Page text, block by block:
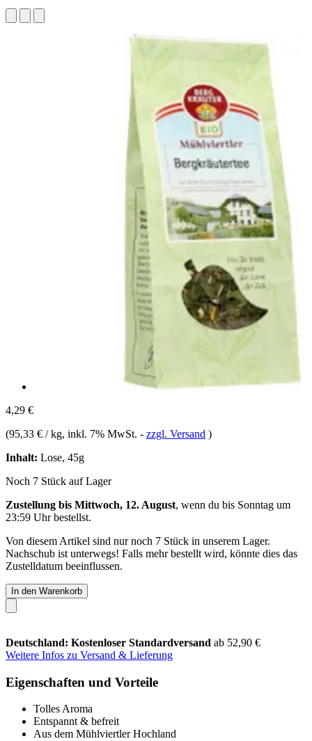
4,29 €
(95,33 € / kg, inkl. 7% MwSt. - zzgl. Versand )
Inhalt: Lose, 45g
Noch 7 Stück auf Lager
Zustellung bis Mittwoch, 12. August, wenn du bis Sonntag um
23:59 Uhrbestellst.
Von diesem Artikel sind nur noch 7 Stück in unserem Lager.
Nachschub ist unterwegs! Falls mehr bestellt wird, könnte dies das
Zustelldatum beeinflussen.
In den Warenkorb
Deutschland: Kostenloser Standardversand ab 52,90 €
Weitere Infos zu Versand & Lieferung
Eigenschaften und Vorteile
Tolles Aroma
Entspannt & befreit
Aus dem Mühlviertler Hochland